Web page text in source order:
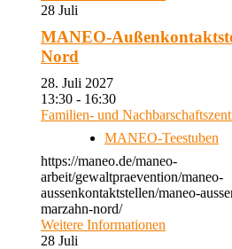
28 Juli
MANEO-
Nord
28. Juli 2027
13:30 - 16:30
Familien- und
MANEO-Teestuben
https://maneo.de/maneo-
arbeit/gewaltpraevention/maneo-
aussenkontaktstellen/maneo-
marzahn-nord/
Weitere Informationen
28 Juli